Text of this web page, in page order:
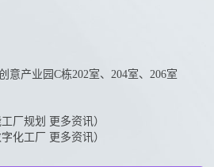
意产业园C栋202室、204室、206室
厂规划 更多资讯）
化工厂 更多资讯）